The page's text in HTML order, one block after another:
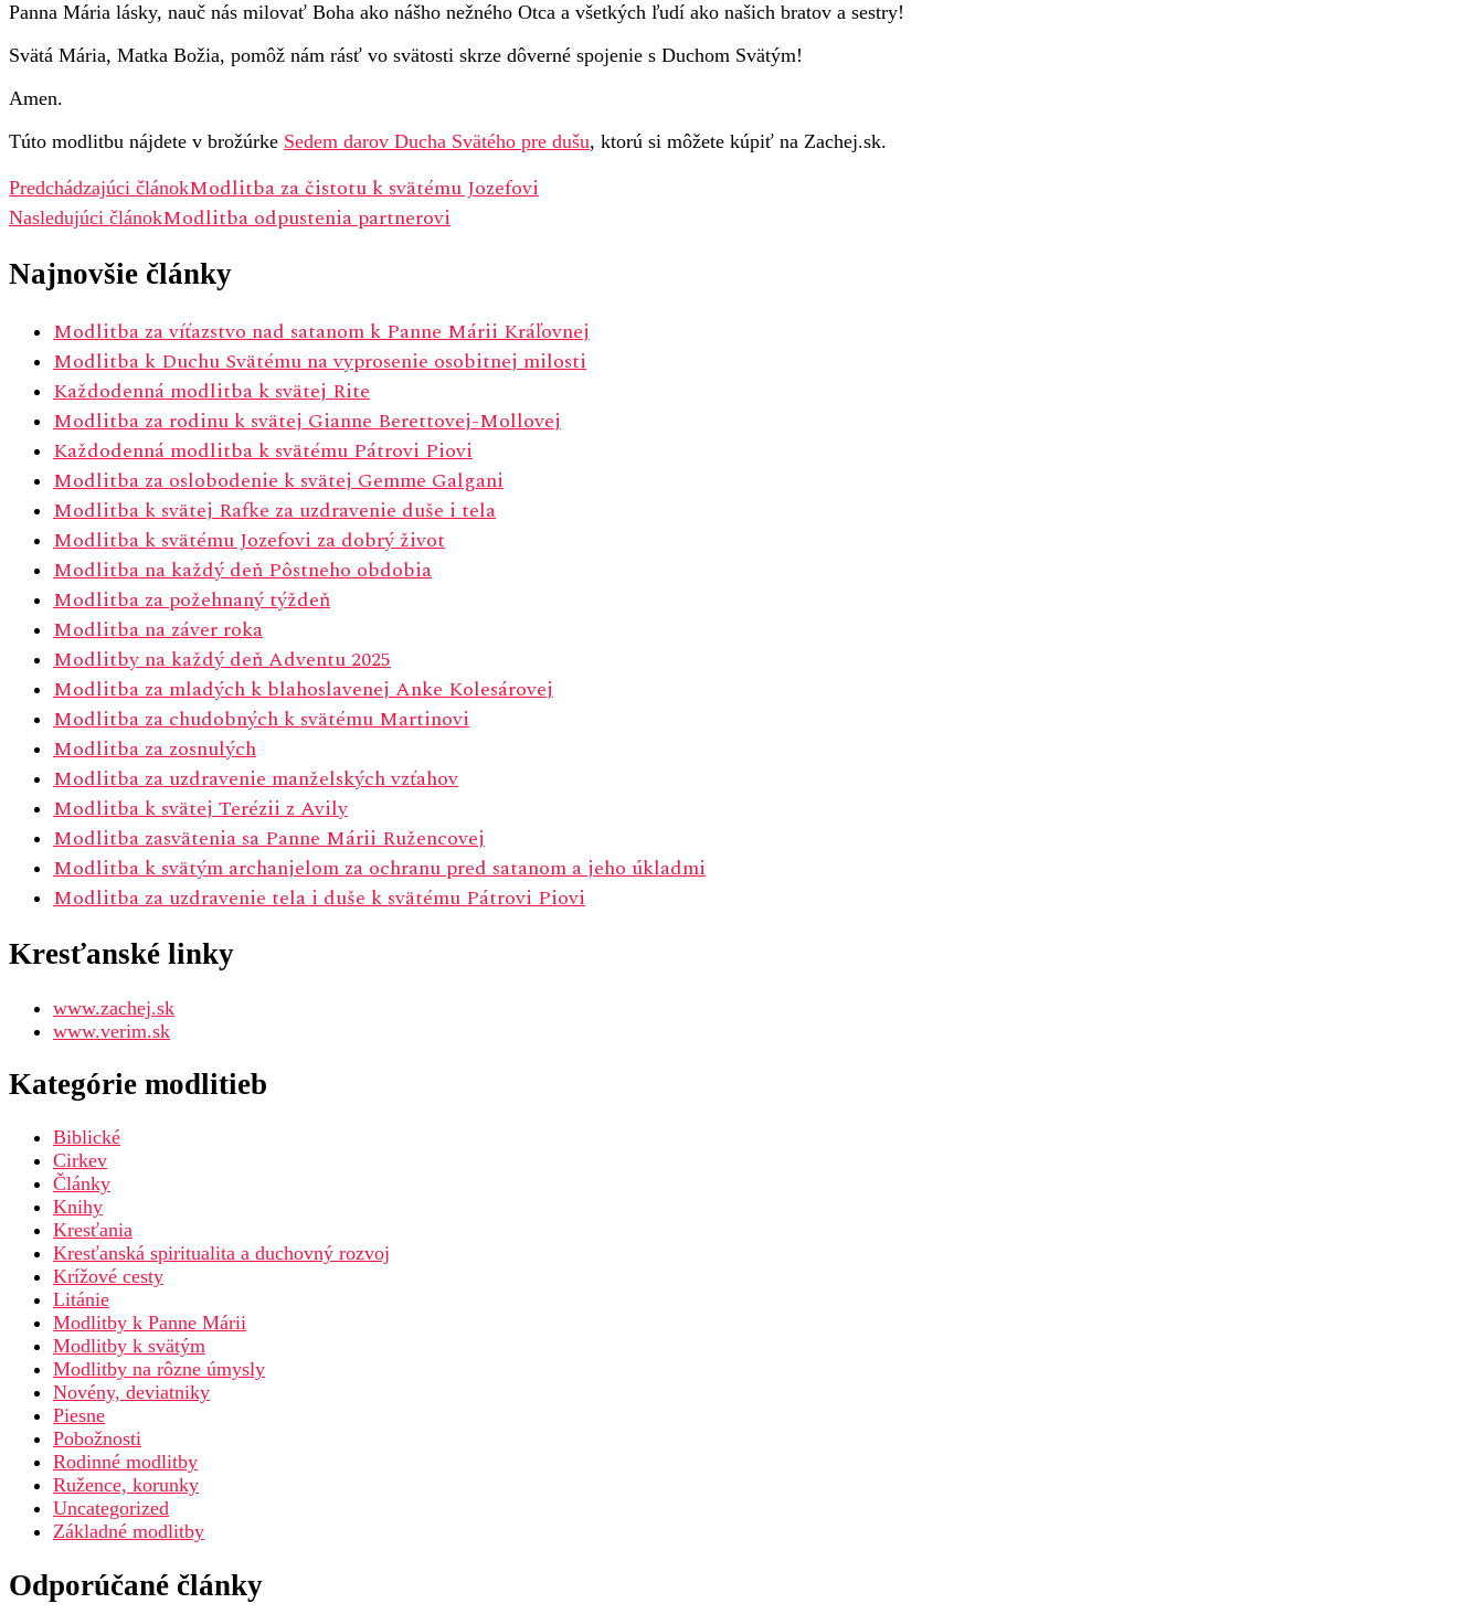
Panna Mária lásky, nauč nás milovať Boha ako nášho nežného Otca a všetkých ľudí ako našich bratov a sestry!
Svätá Mária, Matka Božia, pomôž nám rásť vo svätosti skrze dôverné spojenie s Duchom Svätým!
Amen.
Túto modlitbu nájdete v brožúrke Sedem darov Ducha Svätého pre dušu, ktorú si môžete kúpiť na Zachej.sk.
Navigácia
v
článku
Predchádzajúci článokModlitba za čistotu k svätému Jozefovi
Nasledujúci článokModlitba odpustenia partnerovi
Najnovšie články
Modlitba za víťazstvo nad satanom k Panne Márii Kráľovnej
Modlitba k Duchu Svätému na vyprosenie osobitnej milosti
Každodenná modlitba k svätej Rite
Modlitba za rodinu k svätej Gianne Berettovej-Mollovej
Každodenná modlitba k svätému Pátrovi Piovi
Modlitba za oslobodenie k svätej Gemme Galgani
Modlitba k svätej Rafke za uzdravenie duše i tela
Modlitba k svätému Jozefovi za dobrý život
Modlitba na každý deň Pôstneho obdobia
Modlitba za požehnaný týždeň
Modlitba na záver roka
Modlitby na každý deň Adventu 2025
Modlitba za mladých k blahoslavenej Anke Kolesárovej
Modlitba za chudobných k svätému Martinovi
Modlitba za zosnulých
Modlitba za uzdravenie manželských vzťahov
Modlitba k svätej Terézii z Avily
Modlitba zasvätenia sa Panne Márii Ružencovej
Modlitba k svätým archanjelom za ochranu pred satanom a jeho úkladmi
Modlitba za uzdravenie tela i duše k svätému Pátrovi Piovi
Kresťanské linky
www.zachej.sk
www.verim.sk
Kategórie modlitieb
Biblické
Cirkev
Články
Knihy
Kresťania
Kresťanská spiritualita a duchovný rozvoj
Krížové cesty
Litánie
Modlitby k Panne Márii
Modlitby k svätým
Modlitby na rôzne úmysly
Novény, deviatniky
Piesne
Pobožnosti
Rodinné modlitby
Ružence, korunky
Uncategorized
Základné modlitby
Odporúčané články